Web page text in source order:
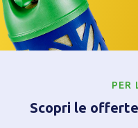
PER
Scopri le